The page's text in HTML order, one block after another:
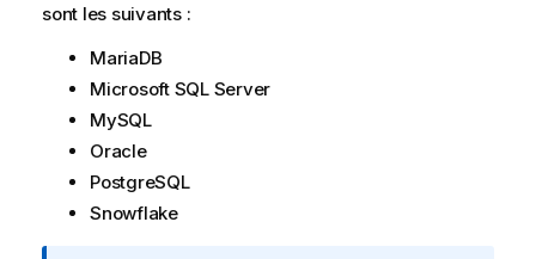
sont les suivants :
MariaDB
Microsoft SQL Server
MySQL
Oracle
PostgreSQL
Snowflake